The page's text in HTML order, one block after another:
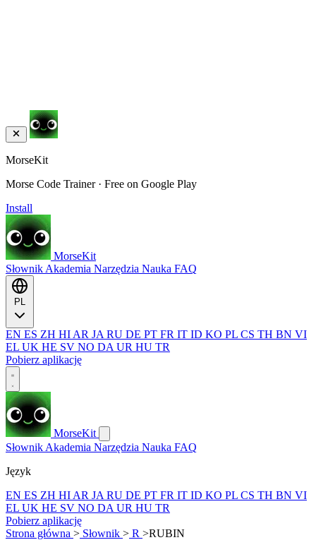
MorseKit
Morse Code Trainer · Free on Google Play
Install
MorseKit
Słownik Akademia Narzędzia Nauka FAQ
EN ES ZH HI AR JA RU DE PT FR IT ID KO PL CS TH BN VI
EL UK HE SV NO DA UR HU TR
Pobierz aplikację
MorseKit
Słownik Akademia Narzędzia Nauka FAQ
Język
EN ES ZH HI AR JA RU DE PT FR IT ID KO PL CS TH BN VI
EL UK HE SV NO DA UR HU TR
Pobierz aplikację
Strona główna > Słownik > R >RUBIN